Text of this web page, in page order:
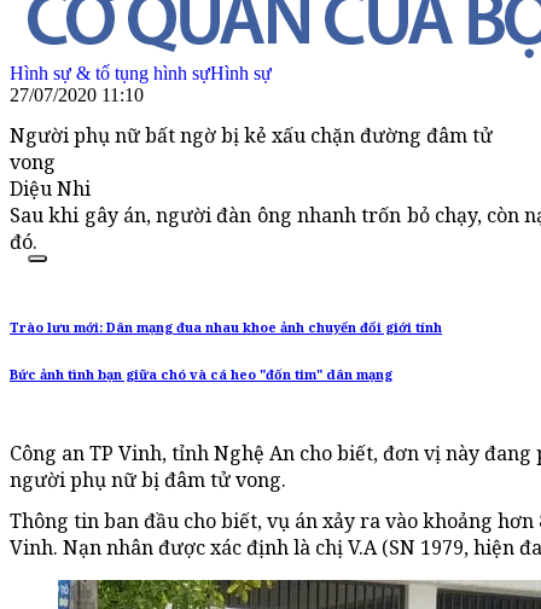
Hình sự & tố tụng hình sựHình sự
27/07/2020 11:10
Người phụ nữ bất ngờ bị kẻ xấu chặn đường đâm tử
vong
Diệu Nhi
Sau khi gây án, người đàn ông nhanh trốn bỏ chạy, còn
đó.
Trào lưu mới: Dân mạng đua nhau khoe ảnh chuyển đổi giới tính
Bức ảnh tình bạn giữa chó và cá heo "đốn tim" dân mạng
Công an TP Vinh, tỉnh Nghệ An cho biết, đơn vị này
người phụ nữ bị đâm tử vong.
Thông tin ban đầu cho biết, vụ án xảy ra vào khoảng
Vinh. Nạn nhân được xác định là chị V.A (SN 1979, hiện